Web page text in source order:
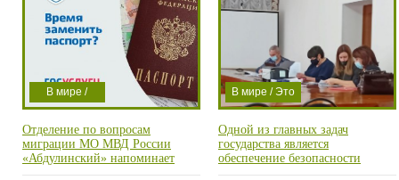
В мире /
Экономика /
Это важно /
Проишествие
Отделение по вопросам
миграции МО МВД России
«Абдулинский» напоминает
В мире / Это
важно / Мысли
в слух /
Проишествие
Одной из главных задач
государства является
обеспечение безопасности
жизни его граждан